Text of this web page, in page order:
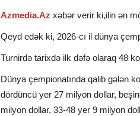
Azmedia.Az xəbər verir ki,ilin ən
Qeyd edək ki, 2026-cı il dünya
Turnirdə tarixdə ilk dəfə olaraq 48
Dünya çempionatında qalib gələn
dördüncü yer 27 milyon dollar,
milyon dollar, 33-48 yer 9 milyon